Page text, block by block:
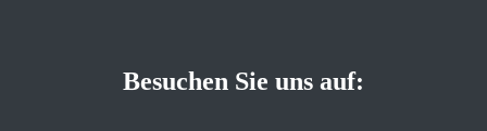
Besuchen Sie uns auf: